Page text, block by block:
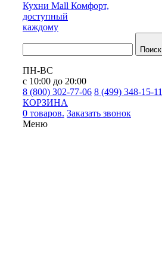
Кухни Mall Комфорт,
доступный
каждому
Поиск
ПН-ВС
с 10:00 до 20:00
8 (800) 302-77-06 8 (499) 348-15-11
КОРЗИНА
0 товаров. Заказать звонок
Меню